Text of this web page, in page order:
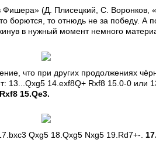
Фишера» (Д. Плисецкий, С. Воронков,
борются, то отнюдь не за победу. А
в нужный момент немного
что при других продолжениях
13...Qxg5 14.exf8Q+ Rxf8 15.0-0 или
15.Qe3.
Qxg5 18.Qxg5 Nxg5 19.Rd7+-.